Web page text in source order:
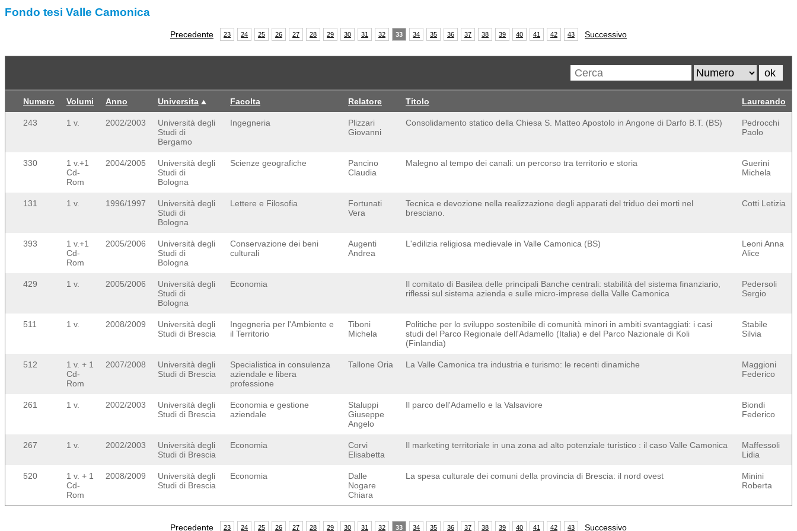
Fondo tesi Valle Camonica
Precedente 23 24 25 26 27 28 29 30 31 32 33 34 35 36 37 38 39 40 41 42 43 Successivo
Numero Volumi Anno Universita Facolta Relatore Titolo Laureando
243 1 v. 2002/2003
Università degli
Studi di
Bergamo
Ingegneria
Plizzari
Giovanni
Consolidamento statico della Chiesa S. Matteo Apostolo in Angone di Darfo B.T. (BS)
Pedrocchi
Paolo
330
1 v.+1
Cd-
Rom
2004/2005
Università degli
Studi di
Bologna
Scienze geografiche
Pancino
Claudia
Malegno al tempo dei canali: un percorso tra territorio e storia
Guerini
Michela
131 1 v. 1996/1997
Università degli
Studi di
Bologna
Lettere e Filosofia
Fortunati
Vera
Tecnica e devozione nella realizzazione degli apparati del triduo dei morti nel
bresciano.
Cotti Letizia
393
1 v.+1
Cd-
Rom
2005/2006
Università degli
Studi di
Bologna
Conservazione dei beni
culturali
Augenti
Andrea
L'edilizia religiosa medievale in Valle Camonica (BS)
Leoni Anna
Alice
429 1 v. 2005/2006
Università degli
Studi di
Bologna
Economia
Il comitato di Basilea delle principali Banche centrali: stabilità del sistema finanziario,
riflessi sul sistema azienda e sulle micro-imprese della Valle Camonica
Pedersoli
Sergio
511 1 v. 2008/2009
Università degli
Studi di Brescia
Ingegneria per l'Ambiente e
il Territorio
Tiboni
Michela
Politiche per lo sviluppo sostenibile di comunità minori in ambiti svantaggiati: i casi
studi del Parco Regionale dell'Adamello (Italia) e del Parco Nazionale di Koli
(Finlandia)
Stabile
Silvia
512
1 v. + 1
Cd-
Rom
2007/2008
Università degli
Studi di Brescia
Specialistica in consulenza
aziendale e libera
professione
Tallone Oria La Valle Camonica tra industria e turismo: le recenti dinamiche
Maggioni
Federico
261 1 v. 2002/2003
Università degli
Studi di Brescia
Economia e gestione
aziendale
Staluppi
Giuseppe
Angelo
Il parco dell'Adamello e la Valsaviore
Biondi
Federico
267 1 v. 2002/2003
Università degli
Studi di Brescia
Economia
Corvi
Elisabetta
Il marketing territoriale in una zona ad alto potenziale turistico : il caso Valle Camonica
Maffessoli
Lidia
520
1 v. + 1
Cd-
Rom
2008/2009
Università degli
Studi di Brescia
Economia
Dalle
Nogare
Chiara
La spesa culturale dei comuni della provincia di Brescia: il nord ovest
Minini
Roberta
Precedente 23 24 25 26 27 28 29 30 31 32 33 34 35 36 37 38 39 40 41 42 43 Successivo